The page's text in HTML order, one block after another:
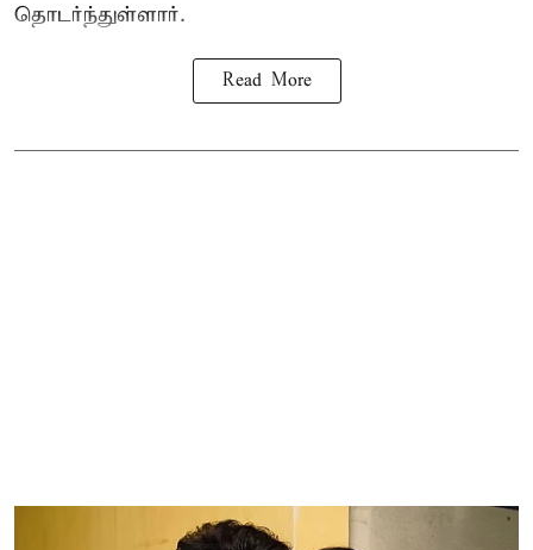
தொடர்ந்துள்ளார்.
Read More